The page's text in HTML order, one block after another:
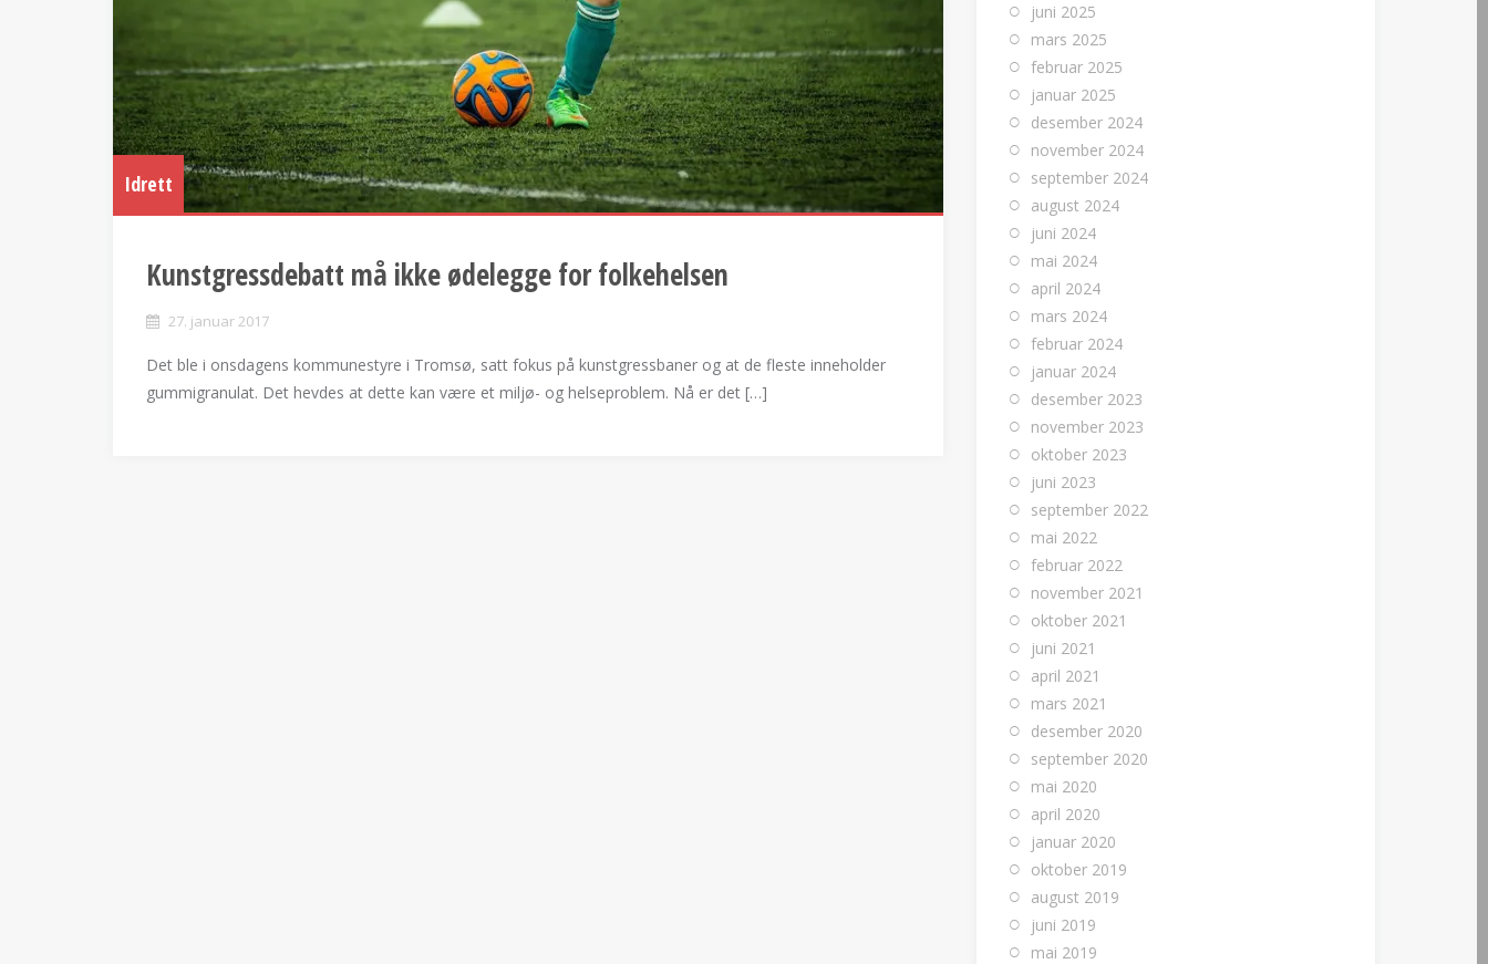
Idrett
Kunstgressdebatt må ikke ødelegge for folkehelsen
27. januar 2017
Det ble i onsdagens kommunestyre i Tromsø, satt fokus på kunstgressbaner og at de fleste inneholder
gummigranulat. Det hevdes at dette kan være et miljø- og helseproblem. Nå er det […]
juni 2025
mars 2025
februar 2025
januar 2025
desember 2024
november 2024
september 2024
august 2024
juni 2024
mai 2024
april 2024
mars 2024
februar 2024
januar 2024
desember 2023
november 2023
oktober 2023
juni 2023
september 2022
mai 2022
februar 2022
november 2021
oktober 2021
juni 2021
april 2021
mars 2021
desember 2020
september 2020
mai 2020
april 2020
januar 2020
oktober 2019
august 2019
juni 2019
mai 2019